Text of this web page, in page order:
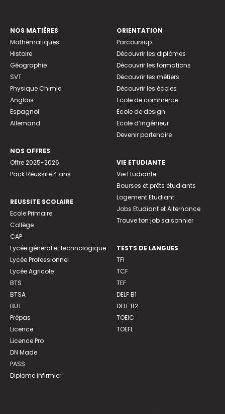
NOS MATIÈRES
Mathématiques
Histoire
Géographie
SVT
Physique Chimie
Anglais
Espagnol
Allemand
NOS OFFRES
Offre 2025-2026
Pack Réussite 4 ans
REUSSITE SCOLAIRE
Ecole Primaire
Collège
CAP
Lycée général et technologique
Lycée Professionnel
Lycée Agricole
BTS
BTSA
BUT
Prépas
Licence
Licence Pro
DN Made
PASS
Diplome infirmier
ORIENTATION
Parcoursup
Découvrir les diplômes
Découvrir les formations
Découvrir les métiers
Découvrir les écoles
Ecole de commerce
Ecole de design
Ecole d’ingénieur
Devenir partenaire
VIE ETUDIANTE
Vie Etudiante
Bourses et prêts étudiants
Logement Etudiant
Jobs Etudiant et Alternance
Trouve ton job saisonnier
TESTS DE LANGUES
TFI
TCF
TEF
DELF B1
DELF B2
TOEIC
TOEFL